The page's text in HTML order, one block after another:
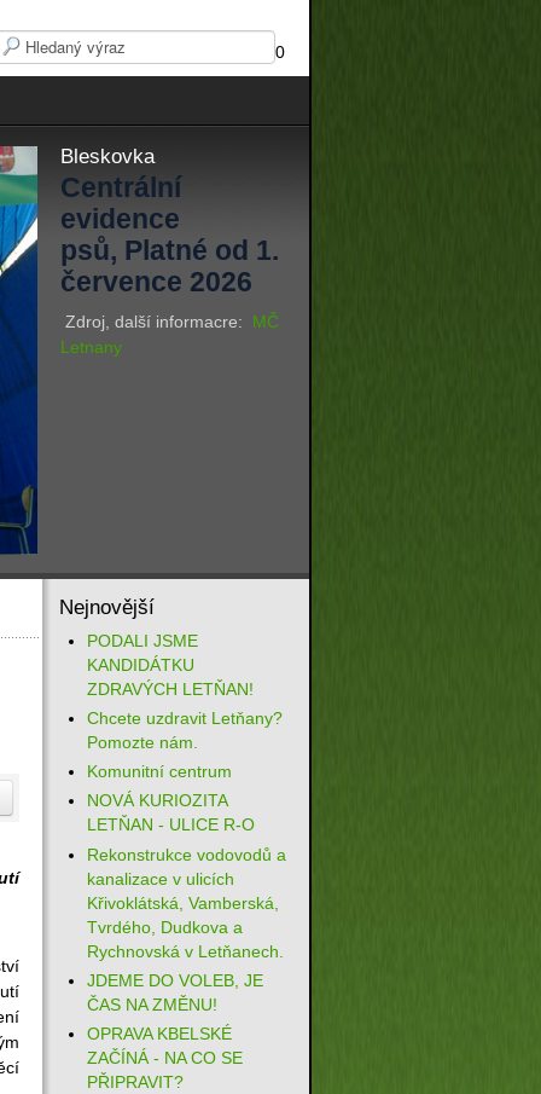
0
Bleskovka
Centrální
evidence
psů, Platné od 1.
července 2026
Zdroj, další informacre: MČ
Letnany
Nejnovější
PODALI JSME
KANDIDÁTKU
ZDRAVÝCH LETŇAN!
Chcete uzdravit Letňany?
Pomozte nám.
Komunitní centrum
NOVÁ KURIOZITA
LETŇAN - ULICE R-O
Rekonstrukce vodovodů a
kanalizace v ulicích
Křivoklátská, Vamberská,
Tvrdého, Dudkova a
Rychnovská v Letňanech.
JDEME DO VOLEB, JE
ČAS NA ZMĚNU!
OPRAVA KBELSKÉ
ZAČÍNÁ - NA CO SE
PŘIPRAVIT?